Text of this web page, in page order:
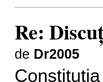
Re:
de Dr2005